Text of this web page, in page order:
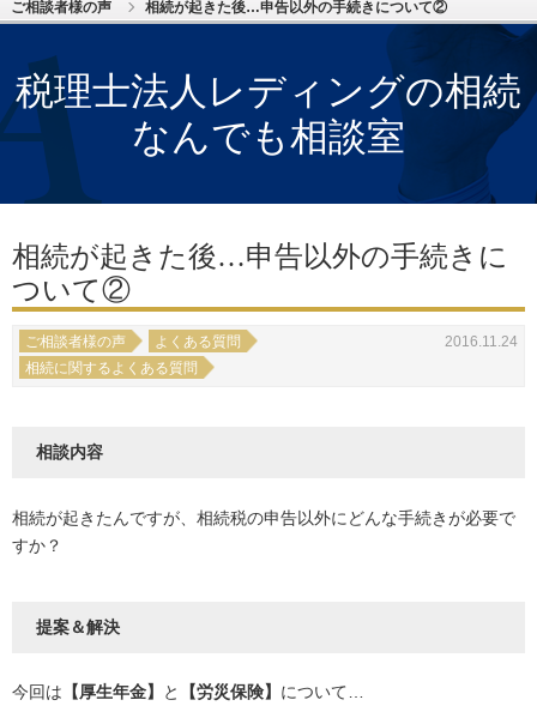
ご相談者様の声
相続が起きた後…申告以外の手続きについて②
税理士法人レディングの相続
なんでも相談室
相続が起きた後…申告以外の手続きに
ついて②
ご相談者様の声
よくある質問
相続に関するよくある質問
2016.11.24
相談内容
相続が起きたんですが、相続税の申告以外にどんな手続きが必要で
すか？
提案＆解決
今回は 【厚生年金】 と 【労災保険】 について…